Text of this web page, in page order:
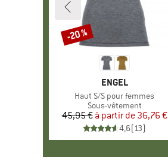
MARQUE
ENGEL
Article
Haut S/S pour femmes
Product group
Sous-vêtement
Prix
45,95 € Prix réduit
à partir de 36,76 €
4,6(13)
Remise
-20 %